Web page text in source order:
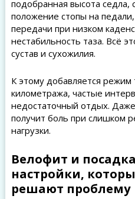
подобранная высота
положение стопы на
передачи при низком
нестабильность таза. Всё
сустав и сухожилия.
К этому добавляется режим
километража, частые
недостаточный отдых.
получит боль при слишком
нагрузки.
Велофит и
настройки,
решают проблему